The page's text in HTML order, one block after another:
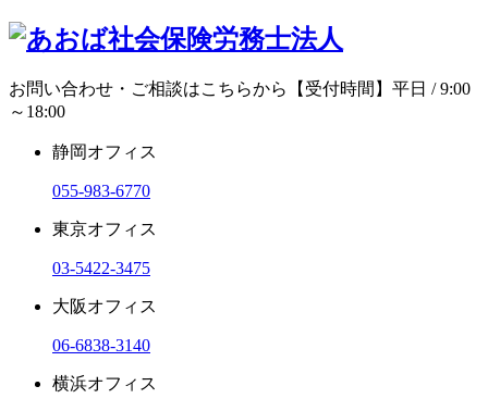
お問い合わせ・ご相談はこちらから
【受付時間】平日 / 9:00
～18:00
静岡オフィス
055-983-6770
東京オフィス
03-5422-3475
大阪オフィス
06-6838-3140
横浜オフィス